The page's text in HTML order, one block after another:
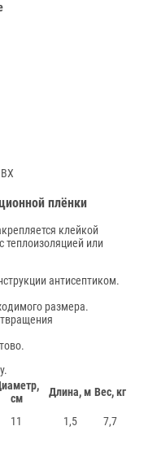
плёнки
клейкой
или
антисептиком.
размера.
см
Длина, м Вес, кг
11 1,5 7,7